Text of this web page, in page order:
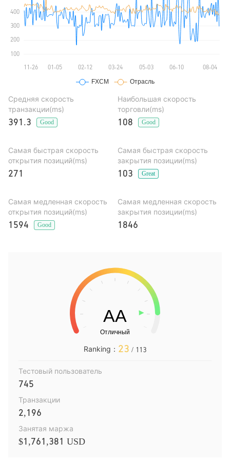
Средняя скорость
транзакции(ms)
391.3 Good
Наибольшая скорость
торговли(ms)
108 Good
Самая быстрая скорость
открытия позиций(ms)
271
Самая быстрая скорость
закрытия позиции(ms)
103 Great
Самая медленная скорость
открытия позиций(ms)
1594 Good
Самая медленная скорость
закрытия позиции(ms)
1846
Ranking： 23 / 113
Тестовый пользователь
745
Транзакции
2,196
Занятая маржа
$1,761,381 USD